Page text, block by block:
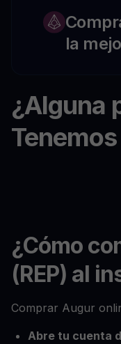
la
¿Alguna
¿Cómo
(REP) al
Comprar Augur
Abre tu cuenta